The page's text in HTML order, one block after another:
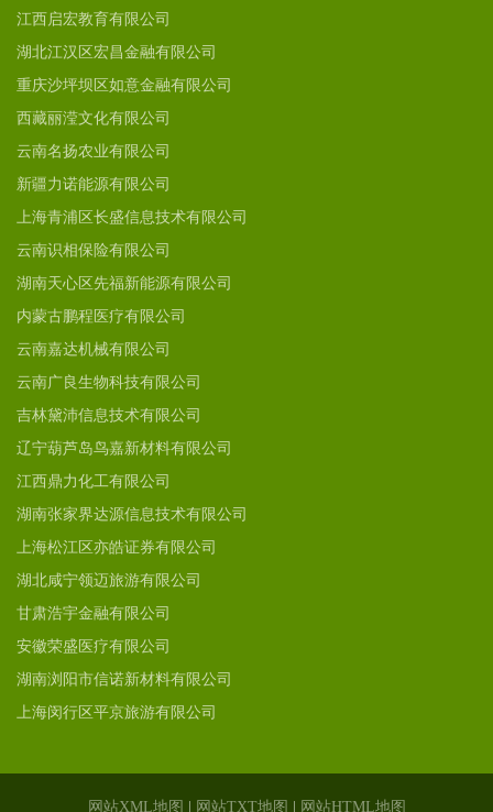
江西启宏教育有限公司
湖北江汉区宏昌金融有限公司
重庆沙坪坝区如意金融有限公司
西藏丽滢文化有限公司
云南名扬农业有限公司
新疆力诺能源有限公司
上海青浦区长盛信息技术有限公司
云南识相保险有限公司
湖南天心区先福新能源有限公司
内蒙古鹏程医疗有限公司
云南嘉达机械有限公司
云南广良生物科技有限公司
吉林黛沛信息技术有限公司
辽宁葫芦岛鸟嘉新材料有限公司
江西鼎力化工有限公司
湖南张家界达源信息技术有限公司
上海松江区亦皓证券有限公司
湖北咸宁领迈旅游有限公司
甘肃浩宇金融有限公司
安徽荣盛医疗有限公司
湖南浏阳市信诺新材料有限公司
上海闵行区平京旅游有限公司
网站XML地图 网站TXT地图 网站HTML地图